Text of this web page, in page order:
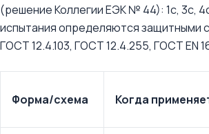
(решение Коллегии ЕЭК № 44): 1с, 3с,
испытания определяются защитными
ГОСТ 12.4.103, ГОСТ 12.4.255, ГОСТ EN
Форма/схема Когда